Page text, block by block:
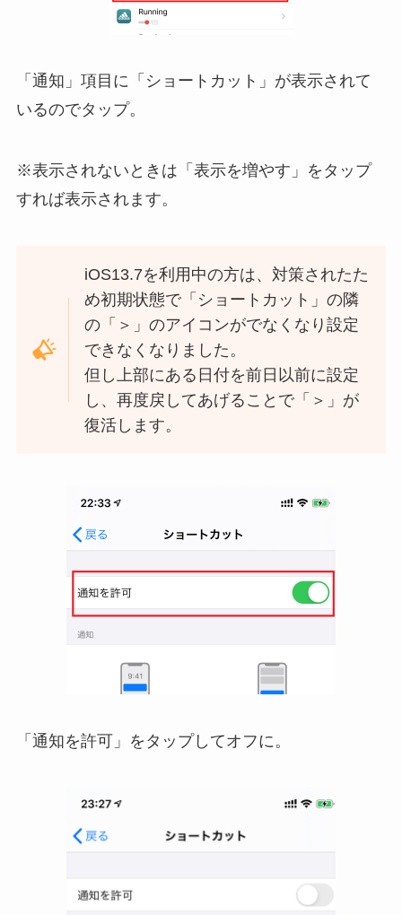
「通知」項目に「ショートカット」が表示されて
いるのでタップ。
※表示されないときは「表示を増やす」をタップ
すれば表示されます。
iOS13.7を利用中の方は、対策されたた
め初期状態で「ショートカット」の隣
の「＞」のアイコンがでなくなり設定
できなくなりました。
但し上部にある日付を前日以前に設定
し、再度戻してあげることで「＞」が
復活します。
「通知を許可」をタップしてオフに。